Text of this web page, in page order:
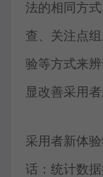
法的相同方
查、关注点
验等方式来
显改善采用者
采用者新体
话：统计数